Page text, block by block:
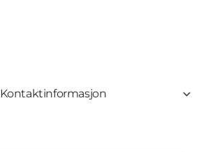
Kontaktinformasjon